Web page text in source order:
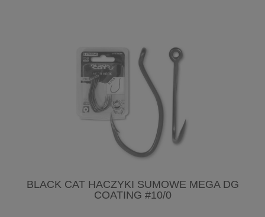
BLACK CAT HACZYKI SUMOWE MEGA DG
COATING #10/0